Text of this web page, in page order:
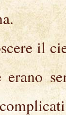
il
erano